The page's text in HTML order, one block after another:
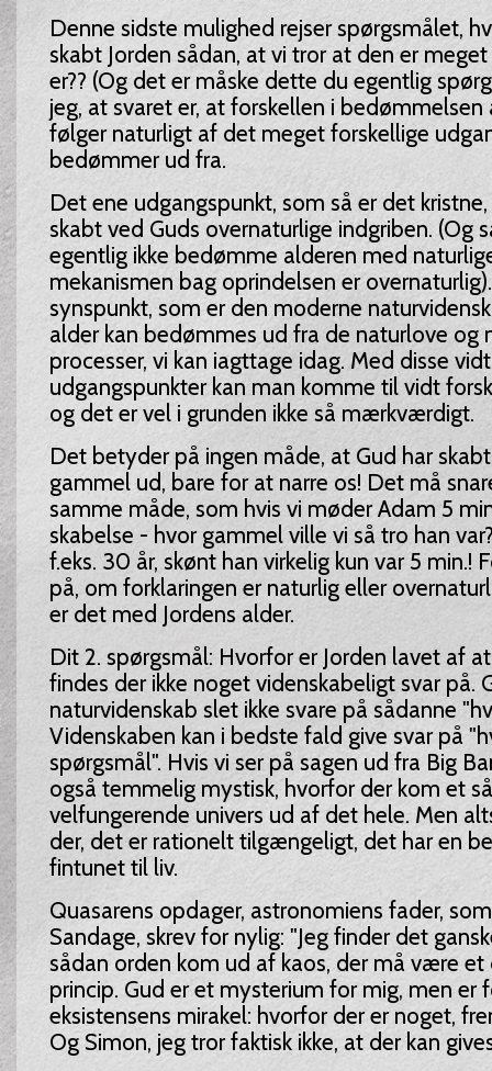
Denne sidste mulighed rejser spørgsmålet,
skabt Jorden sådan, at vi tror at den er
er?? (Og det er måske dette du egentlig
jeg, at svaret er, at forskellen i bedømmelsen
følger naturligt af det meget forskellige
bedømmer ud fra.
Det ene udgangspunkt, som så er det kristne,
skabt ved Guds overnaturlige indgriben. (Og
egentlig ikke bedømme alderen med
mekanismen bag oprindelsen er
synspunkt, som er den moderne
alder kan bedømmes ud fra de naturlove og
processer, vi kan iagttage idag. Med disse
udgangspunkter kan man komme til vidt
og det er vel i grunden ikke så mærkværdigt.
Det betyder på ingen måde, at Gud har
gammel ud, bare for at narre os! Det må
samme måde, som hvis vi møder Adam 5
skabelse - hvor gammel ville vi så tro han
f.eks. 30 år, skønt han virkelig kun var 5 min.!
på, om forklaringen er naturlig eller
er det med Jordens alder.
Dit 2. spørgsmål: Hvorfor er Jorden lavet af
findes der ikke noget videnskabeligt svar på.
naturvidenskab slet ikke svare på sådanne
Videnskaben kan i bedste fald give svar på
spørgsmål". Hvis vi ser på sagen ud fra Big
også temmelig mystisk, hvorfor der kom et
velfungerende univers ud af det hele. Men
der, det er rationelt tilgængeligt, det har en
fintunet til liv.
Quasarens opdager, astronomiens fader,
Sandage, skrev for nylig: "Jeg finder det
sådan orden kom ud af kaos, der må være et
princip. Gud er et mysterium for mig, men er
eksistensens mirakel: hvorfor der er noget,
Og Simon, jeg tror faktisk ikke, at der kan